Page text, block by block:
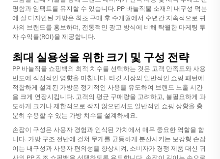
명함과 임팩트를 유지할 수 있습니다. PP 바늘직물 소재의 내구성 덕분
에 잘 디자인된 가방은 최초 구매 후 수개월에서 수년간 지속적으로 귀
사의 브랜드를 홍보하며, 전통적인 광고 방식에 비해 탁월한 마케팅 투
자 수익률(ROI)을 제공합니다.
최대 실용성을 위한 크기 및 구성 전략
PP 바늘직물 쇼핑백의 최적 치수를 선택하는 것은 고객 만족도와 사용
빈도에 직접적인 영향을 미칩니다. 타깃 시장의 일반적인 쇼핑 패턴에
적합하게 설계된 가방은 정기적인 사용을 유도하여 브랜드 노출 시간
을 크게 연장시킵니다. 고객의 평균 구매량을 고려하고, 불필요하게 과
도하게 크거나 제한적으로 작지 않으면서도 일반적인 쇼핑 상황을 충
분히 수용할 수 있는 가방 치수를 설계하세요.
손잡이 구성은 사용자 경험과 인식된 가치에서 매우 중요한 역할을 합
니다. 가방 구조 전반에 걸쳐 무게를 균등하게 분산시키는 보강형 손잡
이는 내구성과 사용자 편의성을 향상시켜, 소비자가 경쟁 제품 대신 귀